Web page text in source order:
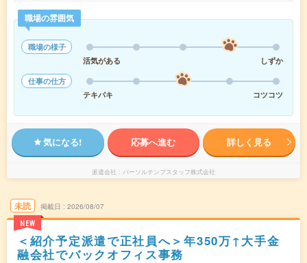
職場の雰囲気
職場の様子
活気がある
しずか
仕事の仕方
テキパキ
コツコツ
気になる! 応募へ進む 詳しく見る
派遣会社 パーソルテンプスタッフ株式会社
未読
NEW
掲載日 2026/08/07
＜紹介予定派遣で正社員へ＞年350万↑大手金
融会社でバックオフィス事務